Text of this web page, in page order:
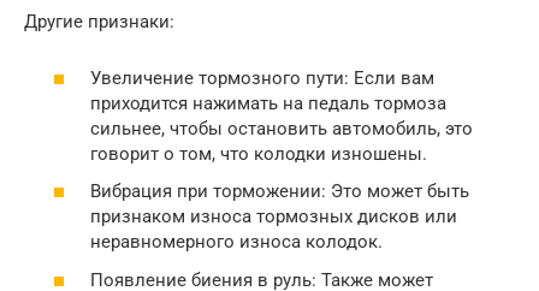
Другие признаки:
Увеличение тормозного пути: Если вам
приходится нажимать на педаль тормоза
сильнее, чтобы остановить автомобиль, это
говорит о том, что колодки изношены.
Вибрация при торможении: Это может быть
признаком износа тормозных дисков или
неравномерного износа колодок.
Появление биения в руль: Также может